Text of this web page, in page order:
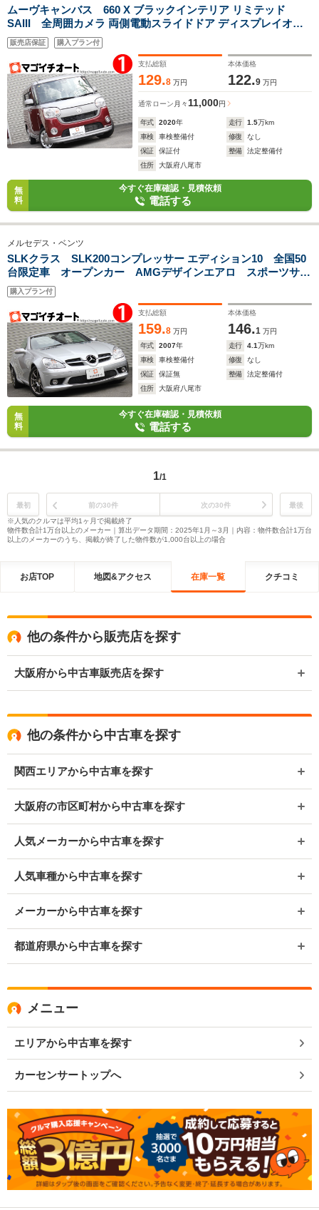
ムーヴキャンバス 660 X ブラックインテリア リミテッド
SAIII 全周囲カメラ 両側電動スライドドア ディスプレイオー
ディオ クリアランスソナー 衝突被害軽減システム オートマチ
ックハイビーム オートライト スマートキー アイドリングスト
ップ 電動格納ミラー
販売店保証 購入プラン付
支払総額
129.8 万円
本体価格
122.9 万円
通常ローン 月々 11,000円
年式 2020年 走行 1.5万km
車検
車検整備付 修復
なし
保証
保証付 整備
法定整備付
住所
大阪府八尾市
無
料
今すぐ在庫確認・見積依頼
電話する
メルセデス・ベンツ
SLKクラス SLK200コンプレッサー エディション10 全国50
台限定車 オープンカー AMGデザインエアロ スポーツサス
ペンション 17インチアルミ パドルシフト付ステアリング
本革巻きシフトノブ ドラレコ ETC ナビ HID シートヒ
ーター
購入プラン付
支払総額
159.8 万円
本体価格
146.1 万円
年式
2007年 走行 4.1万km
車検
車検整備付 修復
なし
保証
保証無 整備
法定整備付
住所
大阪府八尾市
無
料
今すぐ在庫確認・見積依頼
電話する
1/1
最初 前の30件 次の30件
最後
※人気のクルマは平均1ヶ月で掲載終了
物件数合計1万台以上のメーカー｜算出データ期間：2025年1月～3月｜内容：物件数合計1万台
以上のメーカーのうち、掲載が終了した物件数が1,000台以上の場合
お店TOP 地図&アクセス 在庫一覧 クチコミ
他の条件から販売店を探す
大阪府から中古車販売店を探す
他の条件から中古車を探す
関西エリアから中古車を探す
大阪府の市区町村から中古車を探す
人気メーカーから中古車を探す
人気車種から中古車を探す
メーカーから中古車を探す
都道府県から中古車を探す
メニュー
エリアから中古車を探す
カーセンサートップへ